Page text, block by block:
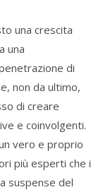
una crescita
una
di
non da ultimo,
di creare
e coinvolgenti.
vero e proprio
più esperti che i
suspense del